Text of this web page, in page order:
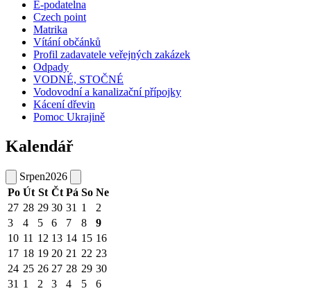
E-podatelna
Czech point
Matrika
Vítání občánků
Profil zadavatele veřejných zakázek
Odpady
VODNÉ, STOČNÉ
Vodovodní a kanalizační přípojky
Kácení dřevin
Pomoc Ukrajině
Kalendář
Srpen2026
Po Út St Čt Pá So Ne
27 28 29 30 31 1
2
3
4 5 6 7 8
9
10 11 12 13 14 15 16
17 18 19 20 21 22 23
24 25 26 27 28 29 30
31 1 2 3 4 5 6